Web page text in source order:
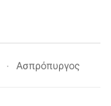
Ασπρόπυργος